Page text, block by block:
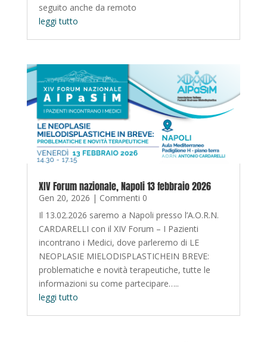
seguito anche da remoto
leggi tutto
XIV Forum nazionale, Napoli 13 febbraio 2026
Gen 20, 2026 | Commenti 0
Il 13.02.2026 saremo a Napoli presso l’A.O.R.N.
CARDARELLI con il XIV Forum – I Pazienti
incontrano i Medici, dove parleremo di LE
NEOPLASIE MIELODISPLASTICHEIN BREVE:
problematiche e novità terapeutiche, tutte le
informazioni su come partecipare…..
leggi tutto